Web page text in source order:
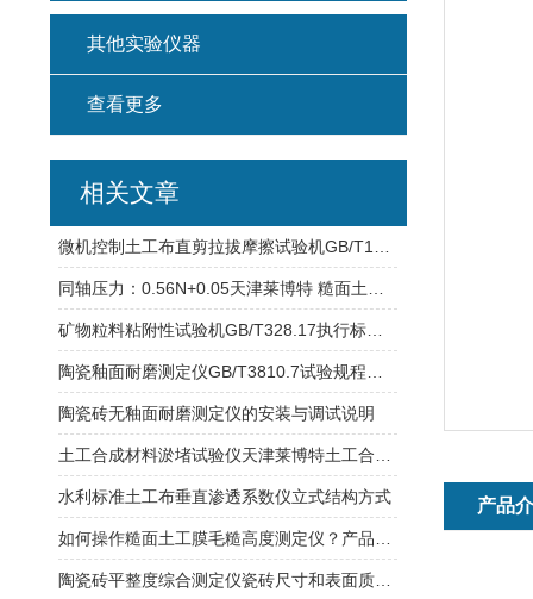
产品
其他实验仪器
查看更多
相关文章
陶瓷砖无釉面耐磨测定仪的安装与调试说明
水利标准土工布垂直渗透系数仪立式结构方式